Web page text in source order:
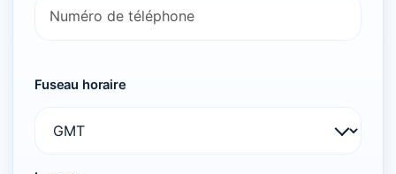
Fuseau horaire